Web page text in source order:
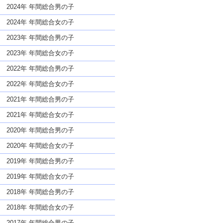
名前であっても奇抜すぎない
2024年 年間総合男の子
2024年 年間総合女の子
2023年 年間総合男の子
2023年 年間総合女の子
2022年 年間総合男の子
2022年 年間総合女の子
2021年 年間総合男の子
2021年 年間総合女の子
2020年 年間総合男の子
2020年 年間総合女の子
2019年 年間総合男の子
2019年 年間総合女の子
2018年 年間総合男の子
2018年 年間総合女の子